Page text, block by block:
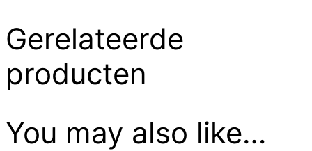
Gerelateerde
producten
You may also like…